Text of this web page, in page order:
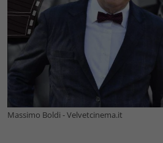
Massimo Boldi - Velvetcinema.it